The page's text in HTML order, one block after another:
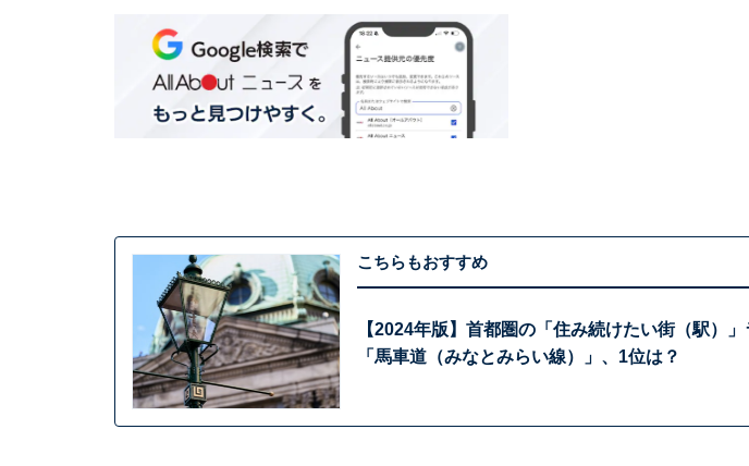
こちらもおすすめ
【2024年版】首都圏の「住み続けたい街（駅）
「馬車道（みなとみらい線）」、1位は？